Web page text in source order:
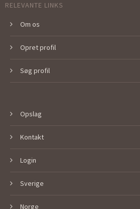
RELEVANTE LINKS
Om os
Opret profil
Søg profil
Opslag
Kontakt
Login
Sverige
Norge